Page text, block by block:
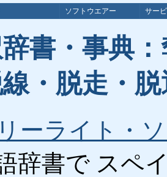
ソフトウエアー サー
辞書・事典
・脱走・
ーライト・
辞書で スペ